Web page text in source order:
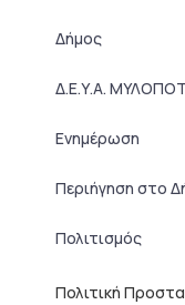
Δήμος
Δ.Ε.Υ.Α.
Ενημέρωση
Περιήγηση στο
Πολιτισμός
Πολιτική